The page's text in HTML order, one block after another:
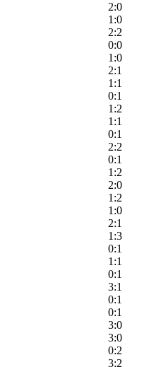
2:0
1:0
2:2
0:0
1:0
2:1
1:1
0:1
1:2
1:1
0:1
2:2
0:1
1:2
2:0
1:2
1:0
2:1
1:3
0:1
1:1
0:1
3:1
0:1
0:1
3:0
3:0
0:2
3:2